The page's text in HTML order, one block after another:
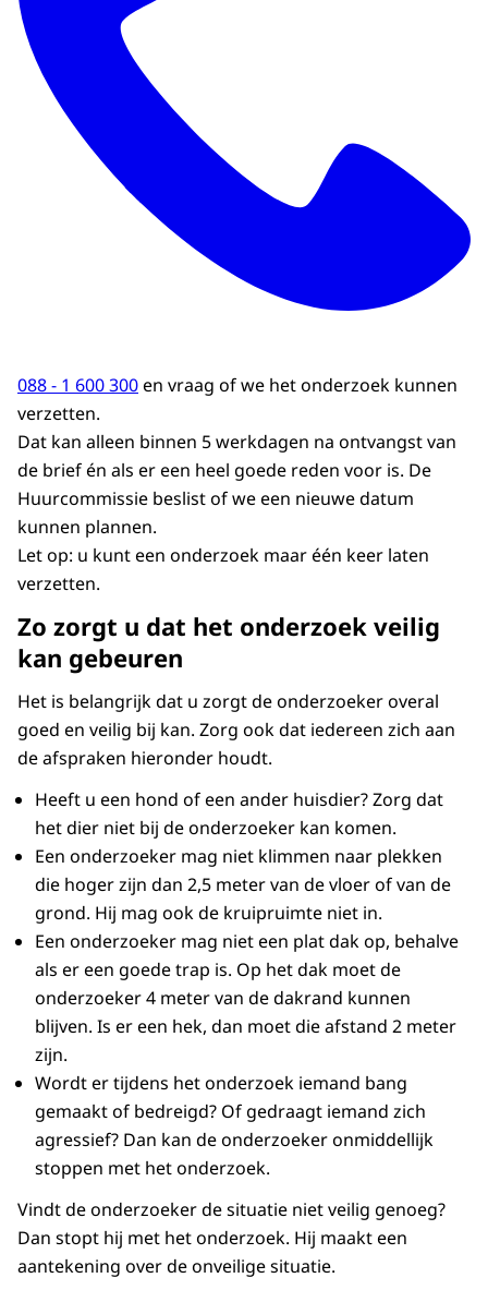
is, het sanitair, maar ook het tegelwerk.
Voiceover:
Vaak wordt onderzoek gedaan naar een
gebrek in de woning. Denk bijvoorbeeld
aan vocht, schimmel of tocht.
Vivianne de Prouw – Bouwkundige:
Ik kijk of het gebrek nog aanwezig is en hoe
vochtig het bijvoorbeeld nog is. Als het al is
hersteld, dan kijk ik of het wel goed is
bevindingen. De huurder en de verhuurder
ontvangen het rapport en het wordt
gebruikt door de Huurcommissie bij het
voorbereiden van de uitspraak.
*Luchtige muziek speelt*
Logo Huurcommissie verschijnt in beeld.
Voor huurders en verhuurders.
www.huurcommissie.nl.
Beeldtekst: Huurcommissie. Voor huurders
www.huurcommissie.nl.
*Luchtige muziek eindigt*
088 - 1 600 300en vraag of we het onderzoek kunnen
verzetten.
Dat kan alleen binnen 5 werkdagen na ontvangst van
de brief én als er een heel goede reden voor is. De
Huurcommissie beslist of we een nieuwe datum
kunnen plannen.
Let op: u kunt een onderzoek maar één keer laten
verzetten.
Zo zorgt u dat het onderzoek veilig
kan gebeuren
Het is belangrijk dat u zorgt de onderzoeker overal
goed en veilig bij kan. Zorg ook dat iedereen zich aan
de afspraken hieronder houdt.
Heeft u een hond of een ander huisdier? Zorg dat
het dier niet bij de onderzoeker kan komen.
Een onderzoeker mag niet klimmen naar plekken
die hoger zijn dan 2,5 meter van de vloer of van de
grond. Hij mag ook de kruipruimte niet in.
Een onderzoeker mag niet een plat dak op, behalve
als er een goede trap is. Op het dak moet de
onderzoeker 4 meter van de dakrand kunnen
blijven. Is er een hek, dan moet die afstand 2 meter
zijn.
Wordt er tijdens het onderzoek iemand bang
gemaakt of bedreigd? Of gedraagt iemand zich
agressief? Dan kan de onderzoeker onmiddellijk
stoppen met het onderzoek.
Vindt de onderzoeker de situatie niet veilig genoeg?
Dan stopt hij met het onderzoek. Hij maakt een
aantekening over de onveilige situatie.